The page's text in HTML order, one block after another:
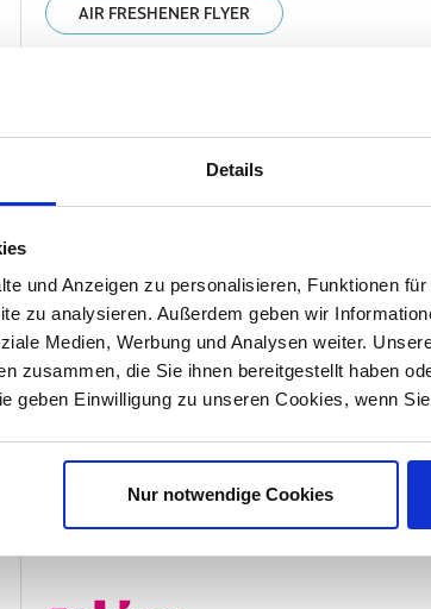
Details
und Anzeigen zu personalisieren, Funktionen
zu analysieren. Außerdem geben wir
Medien, Werbung und Analysen weiter.
zusammen, die Sie ihnen bereitgestellt haben
geben Einwilligung zu unseren Cookies, wenn
Nur notwendige Cookies
AIR FRESHENER FLYER